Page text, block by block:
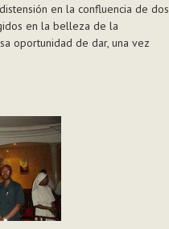
en la confluencia de dos
en la belleza de la
oportunidad de dar, una vez